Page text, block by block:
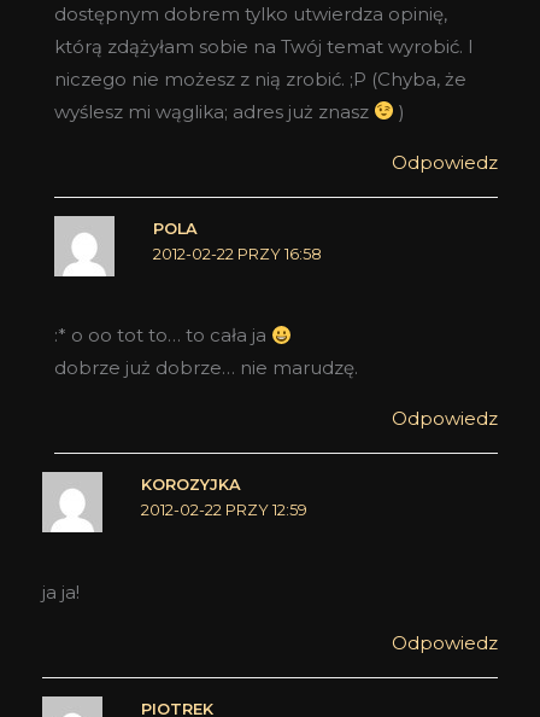
dostępnym dobrem tylko utwierdza opinię,
którą zdążyłam sobie na Twój temat wyrobić. I
niczego nie możesz z nią zrobić. ;P (Chyba, że
wyślesz mi wąglika; adres już znasz
)
Odpowiedz
POLA
2012-02-22 PRZY 16:58
:* o oo tot to… to cała ja
dobrze już dobrze… nie marudzę.
Odpowiedz
KOROZYJKA
2012-02-22 PRZY 12:59
ja ja!
Odpowiedz
PIOTREK